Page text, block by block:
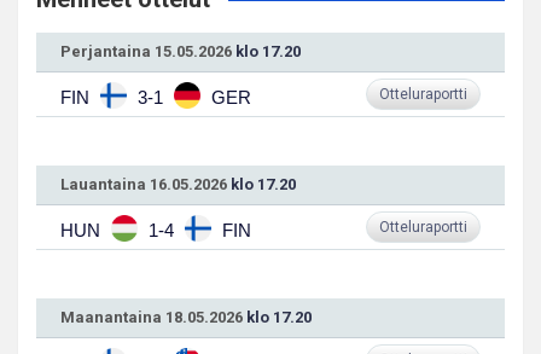
Perjantaina 15.05.2026 klo 17.20
FIN 3-1 GER Otteluraportti
Lauantaina 16.05.2026 klo 17.20
HUN 1-4 FIN Otteluraportti
Maanantaina 18.05.2026 klo 17.20